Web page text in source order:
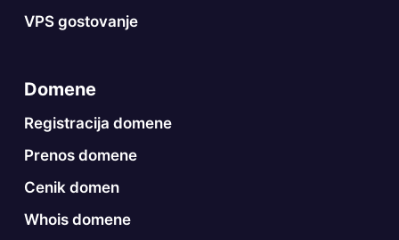
VPS gostovanje
Domene
Registracija domene
Prenos domene
Cenik domen
Whois domene